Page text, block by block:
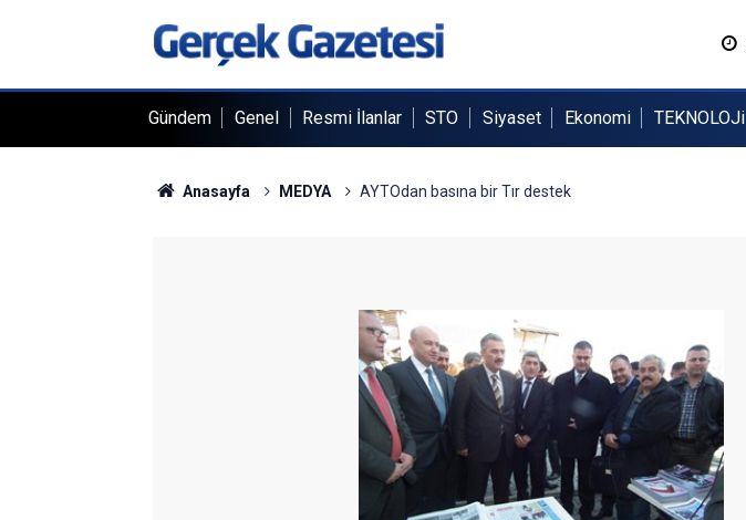
Gündem Genel Resmi İlanlar STO Siyaset Ekonomi TEKNOLOJi
Anasayfa MEDYA AYTOdan basına bir Tır destek